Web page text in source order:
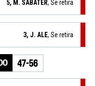
5, M. SABATER, Se retira
3, J. ALE, Se retira
47-56